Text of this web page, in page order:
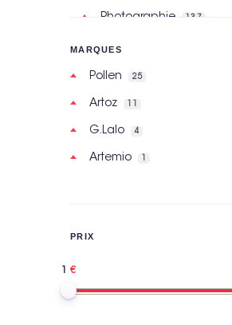
Photographie 137
Tampon bois
Stickers
Machines, Outils
Papeterie
Activités créatives
Enfant
Sur mesure 134
MARQUES
Pollen 25
Artoz
G.Lalo 4
Artemio
PRIX